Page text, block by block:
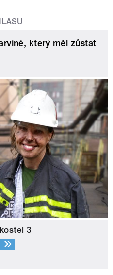
který měl zůstat
3